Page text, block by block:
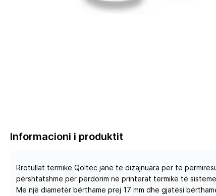
Informacioni i produktit
Rrotullat termike Qoltec janë të dizajnuara për të
përshtatshme për përdorim në printerat termikë të
Me një diametër bërthame prej 17 mm dhe gjatësi